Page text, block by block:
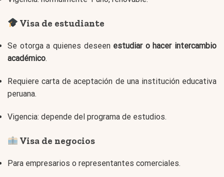
Visa de estudiante
Se otorga a quienes deseen estudiar o hacer intercambio
académico.
Requiere carta de aceptación de una institución educativa
peruana.
Vigencia: depende del programa de estudios.
Visa de negocios
Para empresarios o representantes comerciales.